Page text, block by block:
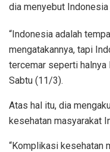
dia menyebut
“Indonesia adalah
mengatakannya, tapi
tercemar seperti halnya
Sabtu (11/3).
Atas hal itu, dia
kesehatan masyarakat
“Komplikasi kesehatan